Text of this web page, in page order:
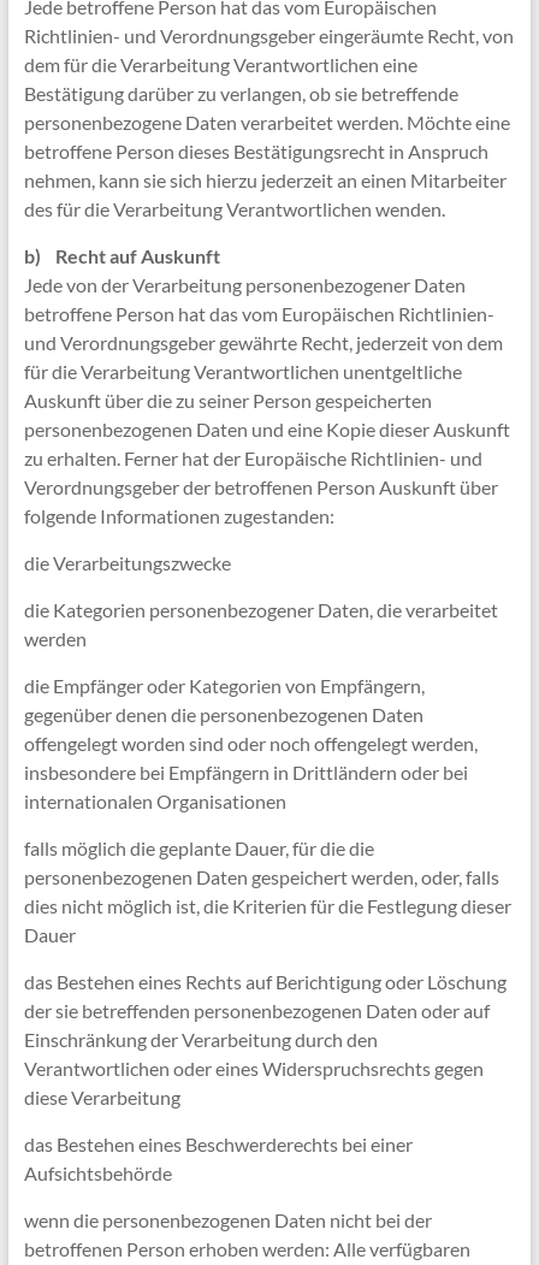
Jede betroffene Person hat das vom Europäischen
Richtlinien- und Verordnungsgeber eingeräumte Recht, von
dem für die Verarbeitung Verantwortlichen eine
Bestätigung darüber zu verlangen, ob sie betreffende
personenbezogene Daten verarbeitet werden. Möchte eine
betroffene Person dieses Bestätigungsrecht in Anspruch
nehmen, kann sie sich hierzu jederzeit an einen Mitarbeiter
des für die Verarbeitung Verantwortlichen wenden.
b) Recht auf Auskunft
Jede von der Verarbeitung personenbezogener Daten
betroffene Person hat das vom Europäischen Richtlinien-
und Verordnungsgeber gewährte Recht, jederzeit von dem
für die Verarbeitung Verantwortlichen unentgeltliche
Auskunft über die zu seiner Person gespeicherten
personenbezogenen Daten und eine Kopie dieser Auskunft
zu erhalten. Ferner hat der Europäische Richtlinien- und
Verordnungsgeber der betroffenen Person Auskunft über
folgende Informationen zugestanden:
die Verarbeitungszwecke
die Kategorien personenbezogener Daten, die verarbeitet
werden
die Empfänger oder Kategorien von Empfängern,
gegenüber denen die personenbezogenen Daten
offengelegt worden sind oder noch offengelegt werden,
insbesondere bei Empfängern in Drittländern oder bei
internationalen Organisationen
falls möglich die geplante Dauer, für die die
personenbezogenen Daten gespeichert werden, oder, falls
dies nicht möglich ist, die Kriterien für die Festlegung dieser
Dauer
das Bestehen eines Rechts auf Berichtigung oder Löschung
der sie betreffenden personenbezogenen Daten oder auf
Einschränkung der Verarbeitung durch den
Verantwortlichen oder eines Widerspruchsrechts gegen
diese Verarbeitung
das Bestehen eines Beschwerderechts bei einer
Aufsichtsbehörde
wenn die personenbezogenen Daten nicht bei der
betroffenen Person erhoben werden: Alle verfügbaren